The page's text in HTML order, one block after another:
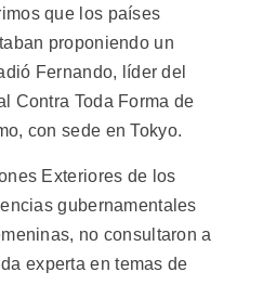
que los países
proponiendo un
Fernando, líder del
Contra Toda Forma de
con sede en Tokyo.
Exteriores de los
gubernamentales
no consultaron a
experta en temas de